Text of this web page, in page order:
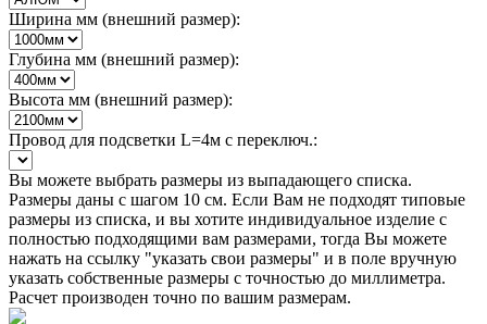
Ширина мм (внешний размер):
Глубина мм (внешний размер):
Высота мм (внешний размер):
Провод для подсветки L=4м с переключ.:
Вы можете выбрать размеры из выпадающего списка.
Размеры даны с шагом 10 см. Если Вам не подходят типовые
размеры из списка, и вы хотите индивидуальное изделие с
полностью подходящими вам размерами, тогда Вы можете
нажать на ссылку "указать свои размеры" и в поле вручную
указать собственные размеры с точностью до миллиметра.
Расчет производен точно по вашим размерам.